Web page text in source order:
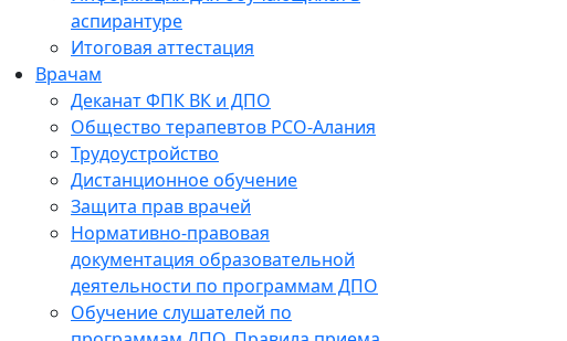
аспирантуре
Итоговая аттестация
Врачам
Деканат ФПК ВК и ДПО
Общество терапевтов РСО-Алания
Трудоустройство
Дистанционное обучение
Защита прав врачей
Нормативно-правовая
документация образовательной
деятельности по программам ДПО
Обучение слушателей по